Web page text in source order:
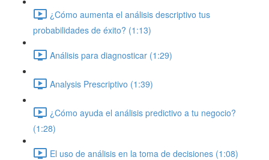
¿Cómo aumenta el análisis descriptivo tus
probabilidades de éxito? (1:13)
Análisis para diagnosticar (1:29)
Analysis Prescriptivo (1:39)
¿Cómo ayuda el análisis predictivo a tu negocio?
(1:28)
El uso de análisis en la toma de decisiones (1:08)